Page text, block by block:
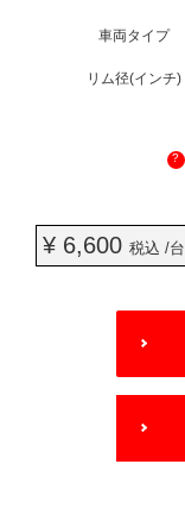
車両タイプ
リム径(インチ)
?
¥ 6,600 税込 /台
OPTIONS